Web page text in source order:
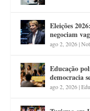
Eleições
negociam
ago 2, 2026|
Educação
democracia
ago 2, 2026|